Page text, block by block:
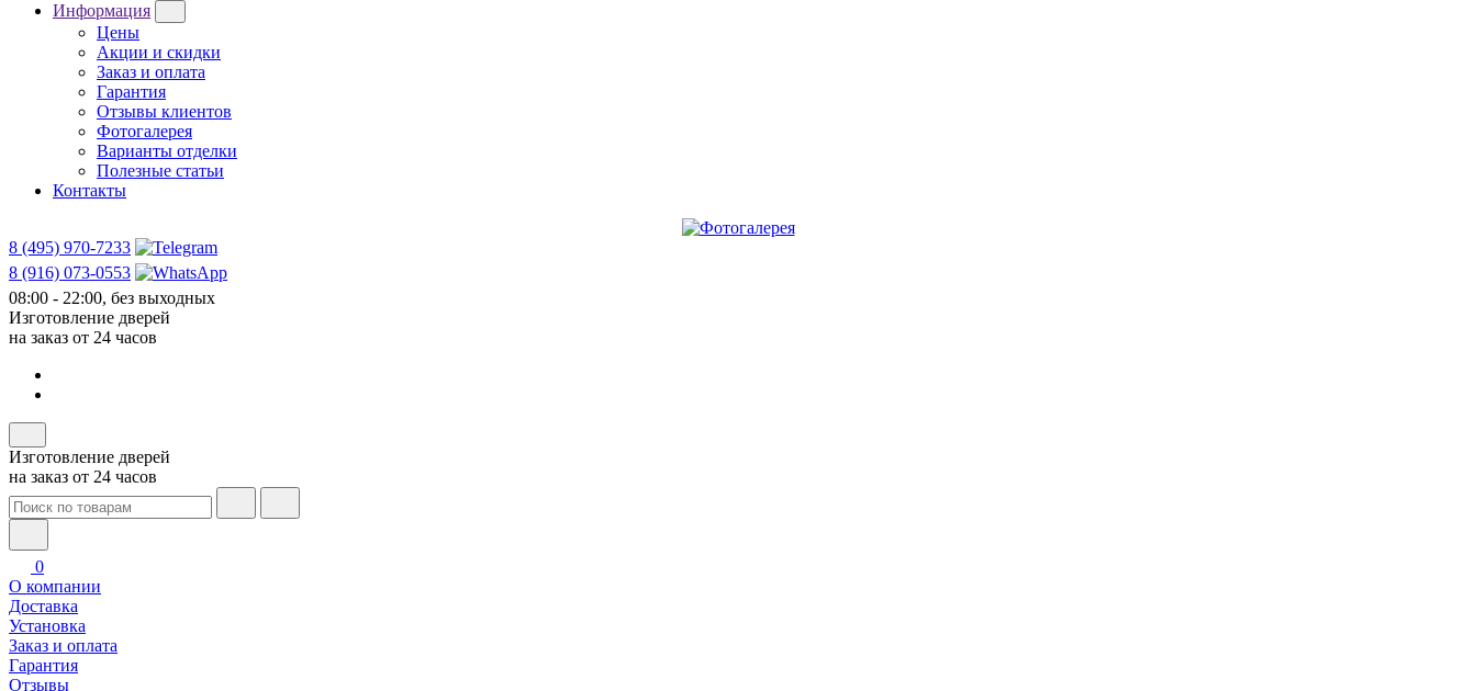
Информация
Цены
Акции и скидки
Заказ и оплата
Гарантия
Отзывы клиентов
Фотогалерея
Варианты отделки
Полезные статьи
Контакты
8 (495) 970-7233
8 (916) 073-0553
08:00 - 22:00, без выходных
Изготовление дверей
на заказ от 24 часов
Изготовление дверей
на заказ от 24 часов
0
О компании
Доставка
Установка
Заказ и оплата
Гарантия
Отзывы